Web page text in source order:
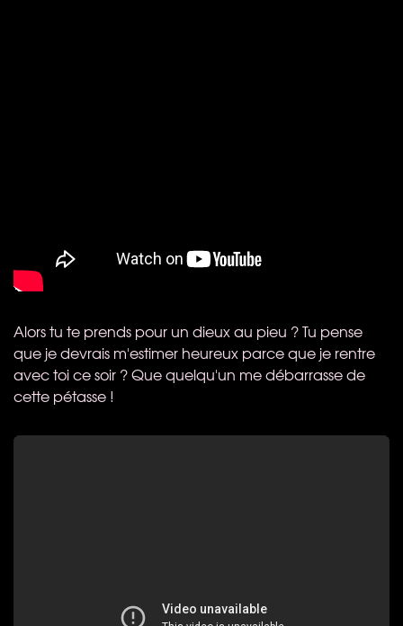
Alors tu te prends pour un dieux au pieu ? Tu pense
que je devrais m'estimer heureux parce que je rentre
avec toi ce soir ? Que quelqu'un me débarrasse de
cette pétasse !